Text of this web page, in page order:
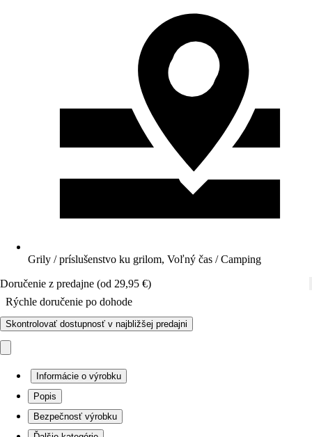
Grily / príslušenstvo ku grilom, Voľný čas / Camping
Doručenie z predajne (od 29,95 €)
Rýchle doručenie po dohode
Skontrolovať dostupnosť v najbližšej predajni
Informácie o výrobku
Popis
Bezpečnosť výrobku